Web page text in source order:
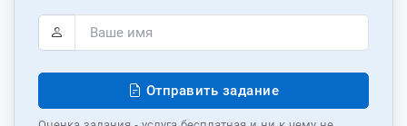
Отправить задание